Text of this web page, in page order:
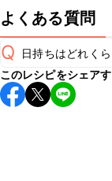
よくある質問
Q 日持ちはどれく
保存期間は冷蔵
し上がりください
このレシピをシェア